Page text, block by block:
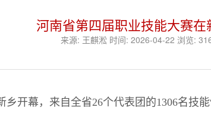
河南省第四届职业技能大赛在
来源: 王麒淞 时间: 2026-04-22 浏览:
开幕，来自全省26个代表团的1306名技